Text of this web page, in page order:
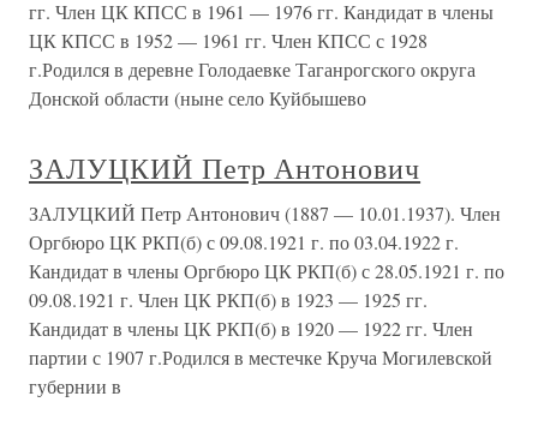
гг. Член ЦК КПСС в 1961 — 1976 гг. Кандидат в члены
ЦК КПСС в 1952 — 1961 гг. Член КПСС с 1928
г.Родился в деревне Голодаевке Таганрогского округа
Донской области (ныне село Куйбышево
ЗАЛУЦКИЙ Петр Антонович
ЗАЛУЦКИЙ Петр Антонович (1887 — 10.01.1937). Член
Оргбюро ЦК РКП(б) с 09.08.1921 г. по 03.04.1922 г.
Кандидат в члены Оргбюро ЦК РКП(б) с 28.05.1921 г. по
09.08.1921 г. Член ЦК РКП(б) в 1923 — 1925 гг.
Кандидат в члены ЦК РКП(б) в 1920 — 1922 гг. Член
партии с 1907 г.Родился в местечке Круча Могилевской
губернии в